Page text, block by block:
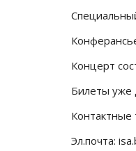
Концерт
Билеты уже
Эл.почта:
на